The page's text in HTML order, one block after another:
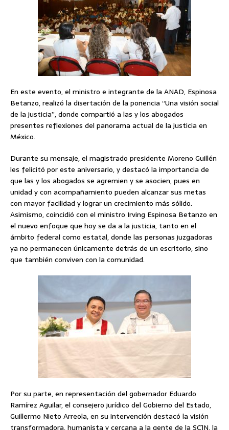
En este evento, el ministro e integrante de la ANAD, Espinosa
Betanzo, realizó la disertación de la ponencia “Una visión social
de la justicia”, donde compartió a las y los abogados
presentes reflexiones del panorama actual de la justicia en
México.
Durante su mensaje, el magistrado presidente Moreno Guillén
les felicitó por este aniversario, y destacó la importancia de
que las y los abogados se agremien y se asocien, pues en
unidad y con acompañamiento pueden alcanzar sus metas
con mayor facilidad y lograr un crecimiento más sólido.
Asimismo, coincidió con el ministro Irving Espinosa Betanzo en
el nuevo enfoque que hoy se da a la justicia, tanto en el
ámbito federal como estatal, donde las personas juzgadoras
ya no permanecen únicamente detrás de un escritorio, sino
que también conviven con la comunidad.
Por su parte, en representación del gobernador Eduardo
Ramírez Aguilar, el consejero jurídico del Gobierno del Estado,
Guillermo Nieto Arreola, en su intervención destacó la visión
transformadora, humanista y cercana a la gente de la SCJN, la